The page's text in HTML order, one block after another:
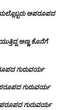
ಅಪರೂಪದ
ಅಣ್ಣ ಕೊನೆಗೆ
ಗುರುವರ್ಯ
ಗುರುವರ್ಯ
ಗುರುವರ್ಯ